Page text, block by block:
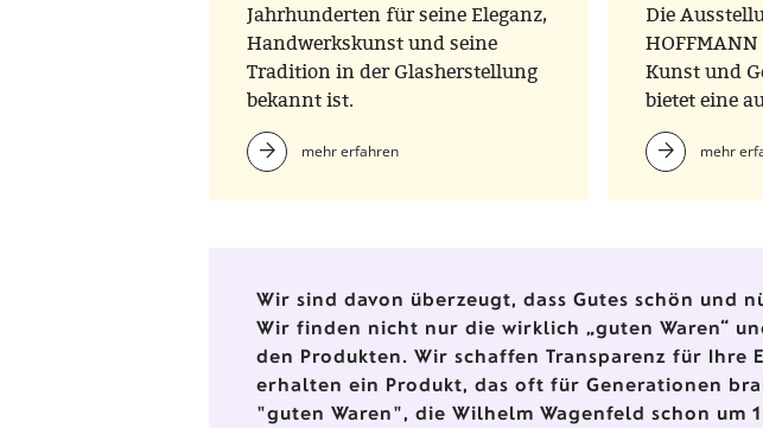
Jahrhunderten für seine Eleganz,
Handwerkskunst und seine
Tradition in der Glasherstellung
bekannt ist.
mehr erfahren
Die
Kunst und
bietet eine
entdecken,
mehr
Wir sind davon überzeugt, dass Gutes schön
Wir finden nicht nur die wirklich „guten Waren“
den Produkten. Wir schaffen Transparenz für Ihre
erhalten ein Produkt, das oft für Generationen
"guten Waren", die Wilhelm Wagenfeld schon